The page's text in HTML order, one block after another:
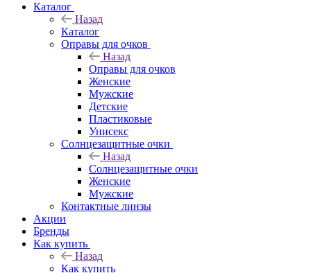
Каталог
Назад
Каталог
Оправы для очков
Назад
Оправы для очков
Женские
Мужские
Детские
Пластиковые
Унисекс
Солнцезащитные очки
Назад
Солнцезащитные очки
Женские
Мужские
Контактные линзы
Акции
Бренды
Как купить
Назад
Как купить